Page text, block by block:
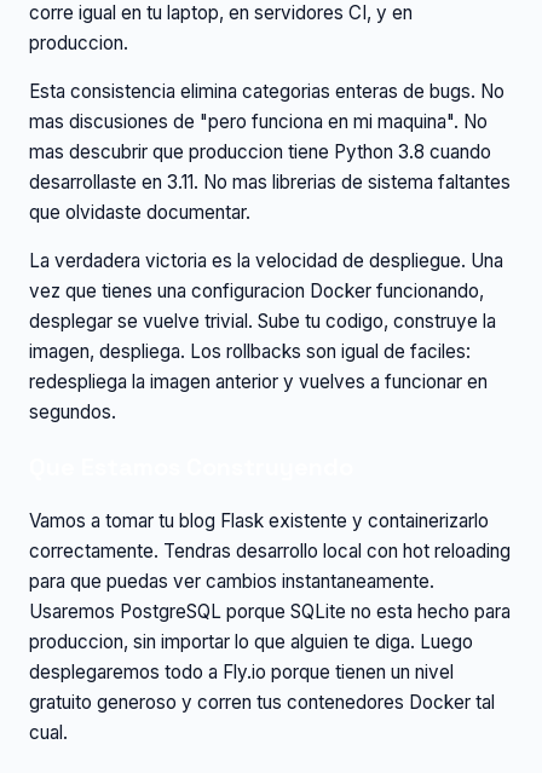
corre igual en tu laptop, en servidores CI, y en
produccion.
Esta consistencia elimina categorias enteras de bugs. No
mas discusiones de "pero funciona en mi maquina". No
mas descubrir que produccion tiene Python 3.8 cuando
desarrollaste en 3.11. No mas librerias de sistema faltantes
que olvidaste documentar.
La verdadera victoria es la velocidad de despliegue. Una
vez que tienes una configuracion Docker funcionando,
desplegar se vuelve trivial. Sube tu codigo, construye la
imagen, despliega. Los rollbacks son igual de faciles:
redespliega la imagen anterior y vuelves a funcionar en
segundos.
Vamos a tomar tu blog Flask existente y containerizarlo
correctamente. Tendras desarrollo local con hot reloading
para que puedas ver cambios instantaneamente.
Usaremos PostgreSQL porque SQLite no esta hecho para
produccion, sin importar lo que alguien te diga. Luego
desplegaremos todo a Fly.io porque tienen un nivel
gratuito generoso y corren tus contenedores Docker tal
cual.